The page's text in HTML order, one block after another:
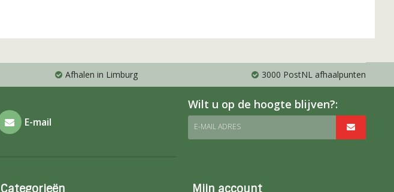
Afhalen in Limburg 3000 PostNL afhaalpunten
E-mail
Wilt u op de hoogte blijven?:
E-MAIL ADRES
Categorieën Mijn account